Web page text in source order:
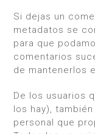
Si dejas un
metadatos se
para que
comentarios
de mantenerlos
De los usuarios
los hay),
personal que